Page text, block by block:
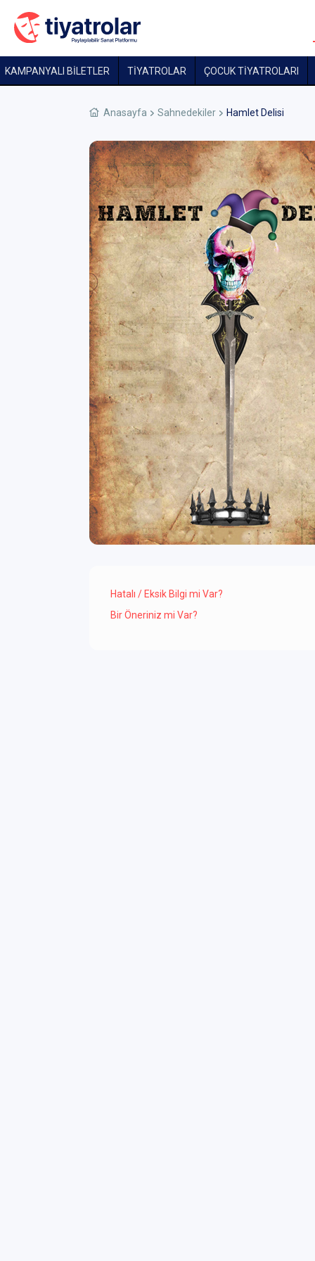
KAMPANYALI BİLETLER TİYATROLAR ÇOCUK TIYATROLARI
Anasayfa Sahnedekiler Hamlet Delisi
Hatalı / Eksik Bilgi mi Var?
Bir Öneriniz mi Var?